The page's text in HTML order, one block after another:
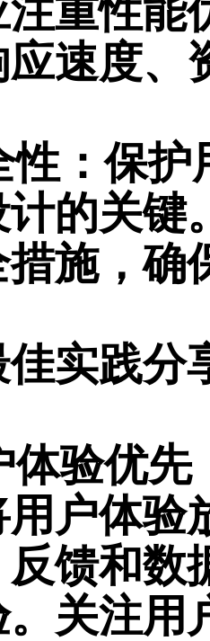
重性能
应速度、
性：保护
的关键
措施，确
实践分
体验优先
户体验
馈和数
。关注用